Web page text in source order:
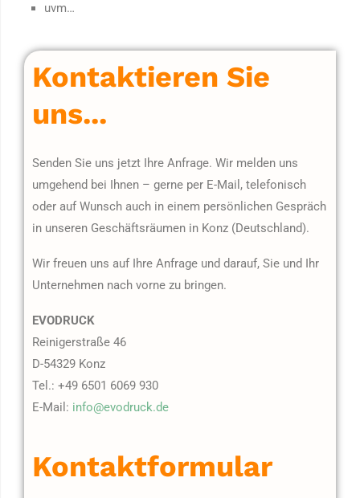
uvm…
Kontaktieren Sie
uns...
Senden Sie uns jetzt Ihre Anfrage. Wir melden uns
umgehend bei Ihnen – gerne per E-Mail, telefonisch
oder auf Wunsch auch in einem persönlichen Gespräch
in unseren Geschäftsräumen in Konz (Deutschland).
Wir freuen uns auf Ihre Anfrage und darauf, Sie und Ihr
Unternehmen nach vorne zu bringen.
EVODRUCK
Reinigerstraße 46
D-54329 Konz
Tel.: +49 6501 6069 930
E-Mail: info@evodruck.de
Kontaktformular